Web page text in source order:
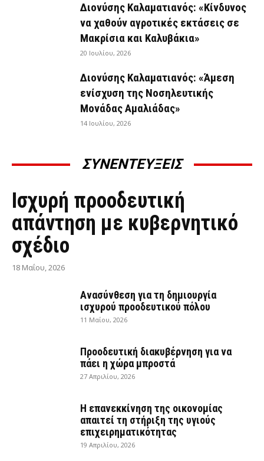
Διονύσης Καλαματιανός: «Κίνδυνος
να χαθούν αγροτικές εκτάσεις σε
Μακρίσια και Καλυβάκια»
20 Ιουλίου, 2026
Διονύσης Καλαματιανός: «Άμεση
ενίσχυση της Νοσηλευτικής
Μονάδας Αμαλιάδας»
14 Ιουλίου, 2026
ΣΥΝΕΝΤΕΥΞΕΙΣ
ΣΥΝΕΝΤΕΎΞΕΙΣ
Ισχυρή προοδευτική
απάντηση με κυβερνητικό
σχέδιο
18 Μαΐου, 2026
Ανασύνθεση για τη δημιουργία
ισχυρού προοδευτικού πόλου
11 Μαΐου, 2026
Προοδευτική διακυβέρνηση για να
πάει η χώρα μπροστά
27 Απριλίου, 2026
Η επανεκκίνηση της οικονομίας
απαιτεί τη στήριξη της υγιούς
επιχειρηματικότητας
19 Απριλίου, 2026